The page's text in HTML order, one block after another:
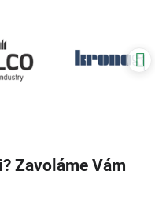
Zavoláme Vám